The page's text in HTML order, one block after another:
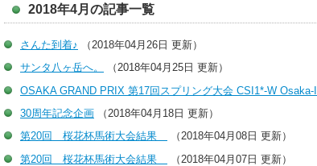
2018年4月の記事一覧
さんた到着♪ （2018年04月26日 更新）
サンタ八ヶ岳へ。
（2018年04月25日 更新）
OSAKA GRAND PRIX 第17回スプリング大会 CSI1*-W Osaka-I
30周年記念企画 （2018年04月18日 更新）
第20回 桜花杯馬術大会結果
（2018年04月08日 更新）
第20回 桜花杯馬術大会結果
（2018年04月07日 更新）